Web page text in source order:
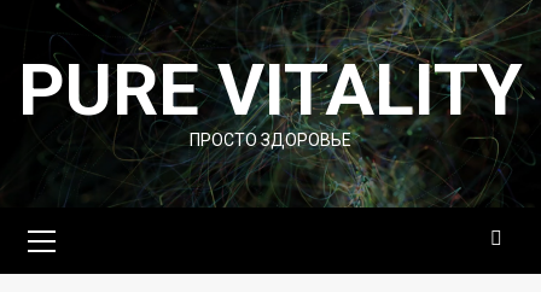
Перейти
содержимому
PURE VITALITY
ПРОСТО ЗДОРОВЬЕ
меню